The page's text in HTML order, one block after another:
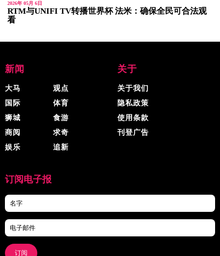
2026年 05月 6日
RTM与UNIFI TV转播世界杯 法米：确保全民可合法观
看
新闻
大马
国际
狮城
商阅
娱乐
观点
体育
食游
求奇
追新
关于
关于我们
隐私政策
使用条款
刊登广告
订阅电子报
订阅